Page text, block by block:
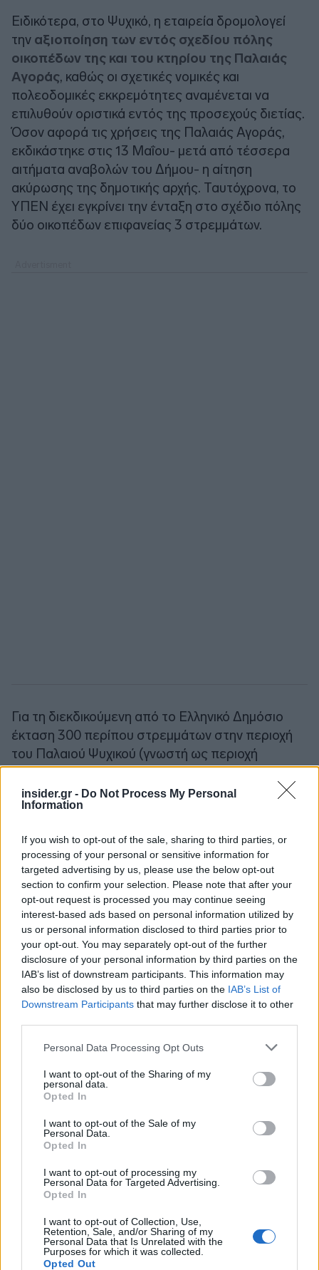
insider.gr - Do Not Process My Personal
Information
If you wish to opt-out of the sale, sharing to third parties, or
processing of your personal or sensitive information for
targeted advertising by us, please use the below opt-out
section to confirm your selection. Please note that after your
opt-out request is processed you may continue seeing
interest-based ads based on personal information utilized by
us or personal information disclosed to third parties prior to
your opt-out. You may separately opt-out of the further
disclosure of your personal information by third parties on the
IAB’s list of downstream participants. This information may
also be disclosed by us to third parties on the IAB’s List of
Downstream Participants that may further disclose it to other
Please note that this website/app uses one or more Google
not limited to your visit or usage behaviour. You may click to
grant or deny consent to Google and its third-party tags to
use your data for below specified purposes in below Google
consent section.
Personal Data Processing Opt Outs
I want to opt-out of the Sharing of my
personal data.
Opted In
I want to opt-out of the Sale of my
Personal Data.
Opted In
I want to opt-out of processing my
Personal Data for Targeted Advertising.
Opted In
I want to opt-out of Collection, Use,
Retention, Sale, and/or Sharing of my
Personal Data that Is Unrelated with the
Purposes for which it was collected.
Opted Out
Ειδικότερα, στο Ψυχικό, η εταιρεία δρομολογεί
την αξιοποίηση των εντός σχεδίου πόλης
οικοπέδων της και του κτηρίου της Παλαιάς
Αγοράς, καθώς οι σχετικές νομικές και
πολεοδομικές εκκρεμότητες αναμένεται να
επιλυθούν οριστικά εντός της προσεχούς διετίας.
Όσον αφορά τις χρήσεις της Παλαιάς Αγοράς,
εκδικάστηκε στις 13 Μαΐου- μετά από τέσσερα
αιτήματα αναβολών του Δήμου- η αίτηση
ακύρωσης της δημοτικής αρχής. Ταυτόχρονα, το
ΥΠΕΝ έχει εγκρίνει την ένταξη στο σχέδιο πόλης
δύο οικοπέδων επιφανείας 3 στρεμμάτων.
Για τη διεκδικούμενη από το Ελληνικό Δημόσιο
έκταση 300 περίπου στρεμμάτων στην περιοχή
του Παλαιού Ψυχικού (γνωστή ως περιοχή
«Λατομείου»), η ΚΕΚΡΟΨ έχει προσφύγει στο
Ευρωπαϊκό Δικαστήριο Ανθρωπίνων Δικαιωμάτων
(ΕΔΑΑ). Η ΚΕΚΡΟΨ επιδίωκε ανέκαθεν μια
προς όφελος της τοπικής κοινωνίας. Ωστόσο, η
προσπάθεια αυτή «θυσιαζόταν» στον βωμό
μικροπολιτικών συμφερόντων, συντηρώντας έναν
«αστικό μύθο» περί άρνησης της εταιρείας για
επίτευξη μιας κοινά αποδεκτής λύσης.
Η Διοίκηση επισήμανε ότιη ΚΕΚΡΟΨ προτίθεται
να κινηθεί νομικά κατά συγκεκριμένων
μικροπολιτικών συμφερόντων, τα οποία επί
σειρά ετών έπλητταν συστηματικά τα έννομα
παράλληλα να διασφαλίσουν - όπως πλέον
αποδεικνύεται - οποιοδήποτε ουσιαστικό όφελος
για τους δημότες και τον δήμο Φιλοθέης -
Ψυχικού.
Ακολουθήστε το